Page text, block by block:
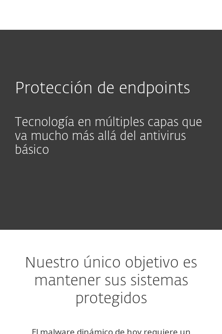
Protección de endpoints
Tecnología en múltiples capas que
va mucho más allá del antivirus
básico
Nuestro único objetivo es
mantener sus sistemas
protegidos